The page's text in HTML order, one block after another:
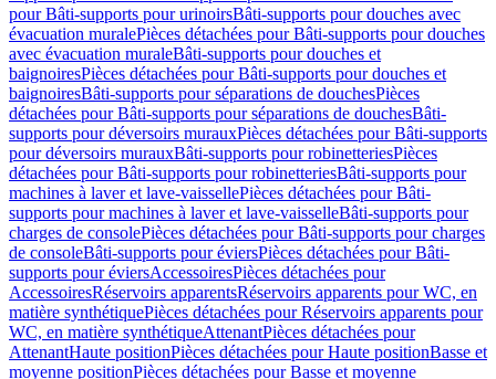
pour Bâti-supports pour urinoirsBâti-supports pour douches avec
évacuation muralePièces détachées pour Bâti-supports pour douches
avec évacuation muraleBâti-supports pour douches et
baignoiresPièces détachées pour Bâti-supports pour douches et
baignoiresBâti-supports pour séparations de douchesPièces
détachées pour Bâti-supports pour séparations de douchesBâti-
supports pour déversoirs murauxPièces détachées pour Bâti-supports
pour déversoirs murauxBâti-supports pour robinetteriesPièces
détachées pour Bâti-supports pour robinetteriesBâti-supports pour
machines à laver et lave-vaissellePièces détachées pour Bâti-
supports pour machines à laver et lave-vaisselleBâti-supports pour
charges de consolePièces détachées pour Bâti-supports pour charges
de consoleBâti-supports pour éviersPièces détachées pour Bâti-
supports pour éviersAccessoiresPièces détachées pour
AccessoiresRéservoirs apparentsRéservoirs apparents pour WC, en
matière synthétiquePièces détachées pour Réservoirs apparents pour
WC, en matière synthétiqueAttenantPièces détachées pour
AttenantHaute positionPièces détachées pour Haute positionBasse et
moyenne positionPièces détachées pour Basse et moyenne